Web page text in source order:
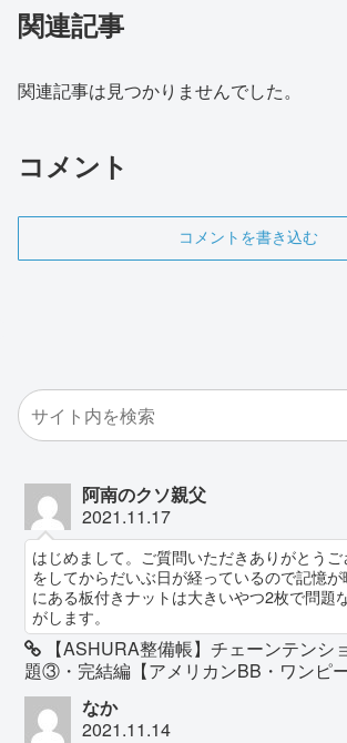
関連記事
関連記事は見つかりませんでした。
コメント
コメントを書き込む
阿南のクソ親父
2021.11.17
はじめまして。ご質問いただきありがとう
をしてからだいぶ日が経っているので記憶
にある板付きナットは大きいやつ2枚で問題
がします。
【ASHURA整備帳】チェーンテンシ
題③・完結編【アメリカンBB・ワンピー
なか
2021.11.14